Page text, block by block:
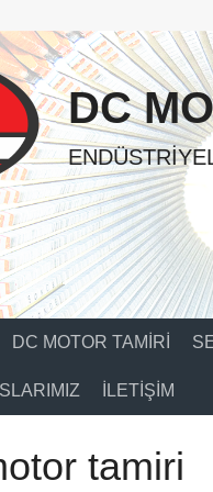
DC
DC MOTOR TAMIRI
İLETIŞIM
tamiri